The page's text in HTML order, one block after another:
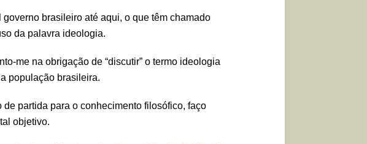
brasileiro até aqui, o que têm chamado
da palavra ideologia.
me na obrigação de “discutir” o termo ideologia
população brasileira.
partida para o conhecimento filosófico, faço
objetivo.